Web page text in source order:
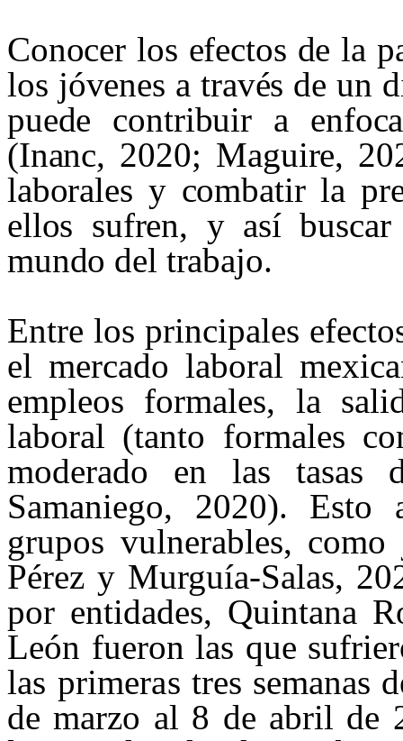
Conocer los efectos de la
los jóvenes a través de un
puede contribuir a
(Inanc, 2020; Maguire,
laborales y combatir la
ellos sufren, y así
mundo del trabajo.
Entre los principales
el mercado laboral
empleos formales, la
laboral (tanto formales
moderado en las tasas
Samaniego, 2020).
grupos vulnerables,
Pérez y Murguía-Salas,
por entidades, Quintana
León fueron las que
las primeras tres semanas
de marzo al 8 de abril de